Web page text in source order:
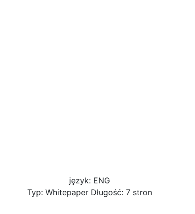
język: ENG
Typ: Whitepaper Długość: 7 stron